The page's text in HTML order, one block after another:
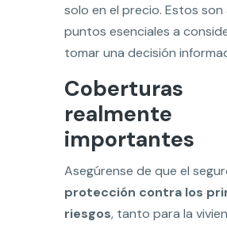
solo en el precio. Estos son
puntos esenciales a
tomar una decisión
Coberturas
realmente
importantes
Asegúrense de que el
protección contra los
riesgos, tanto para la